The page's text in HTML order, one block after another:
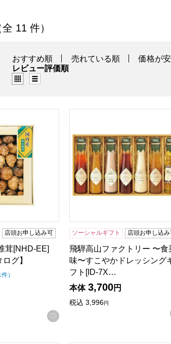
その他食品」の商品一覧
11 件）
おすすめ順 売れている順 価格が
レビュー評価順
グリッド表示（タイル表示）
店頭お申し込み可
茸[NHD-EE]
グ】
5点満点中）
件の評価
）
お気に入りに登録する
ソーシャルギフト 店頭お申し込み
飛騨高山ファクトリー 〜食
味〜すこやかドレッシング
フト[ID-7X…
本体 3,700円
税込 3,996円